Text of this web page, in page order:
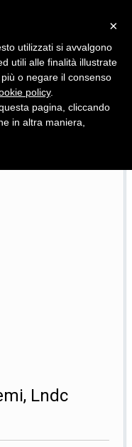
Molise con
Lndc
×
utilizzati si avvalgono
utili alle finalità illustrate
o negare il consenso
policy.
pagina, cliccando
in altra maniera,